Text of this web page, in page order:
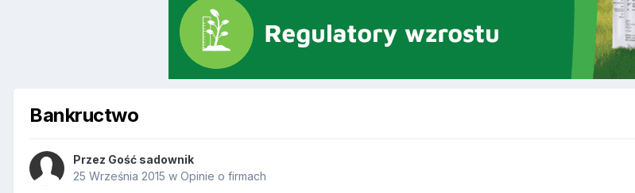
Bankructwo
Przez Gość sadownik
25 Września 2015 w Opinie o firmach